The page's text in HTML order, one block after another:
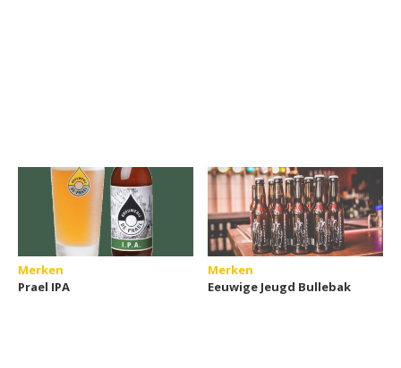
Merken
Prael IPA
Merken
Eeuwige Jeugd Bullebak